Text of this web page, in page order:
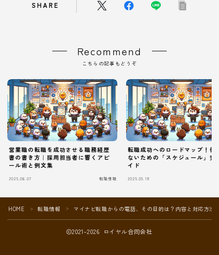
Follow Me
SHARE
Recommend
こちらの記事もどうぞ
営業職の転職を成功させる職務経歴
書の書き方｜採用担当者に響くアピ
ール術と例文集
2025.06.07 転職情報
転職成功へのロードマップ！後
ないための「スケジュール」完
イド
2025.05.18
HOME ＞ 転職情報 ＞ マイナビ転職からの電話、その目的は？内容と対応方法
2021–2026 ロイヤル合同会社